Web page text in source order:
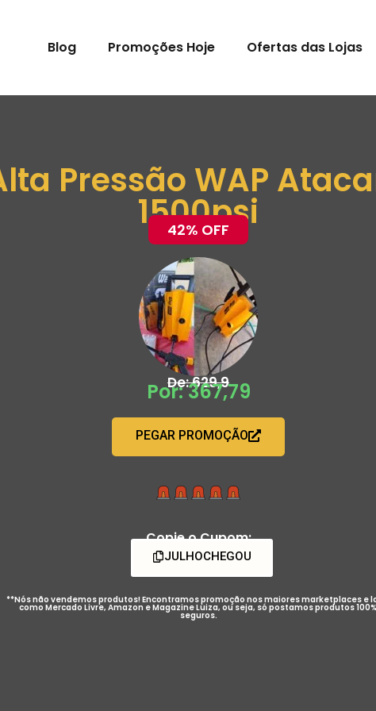
Blog Promoções Hoje Ofertas das Lojas
Pressão WAP
1500psi
42% OFF
De: 629,9
Por: 367,79
PEGAR PROMOÇÃO
Copie o Cupom:
JULHOCHEGOU
**Nós não vendemos produtos! Encontramos promoção nos maiores marketplaces e
como Mercado Livre, Amazon e Magazine Luiza, ou seja, só postamos produtos 100%
seguros.